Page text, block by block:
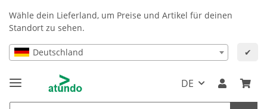
Wähle dein Lieferland, um Preise und Artikel für deinen
Standort zu sehen.
Deutschland ✔
DE